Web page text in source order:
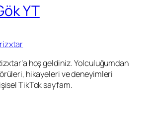
YT
hoş geldiniz. Yolculuğumdan
hikayeleri ve deneyimleri
TikTok sayfam.